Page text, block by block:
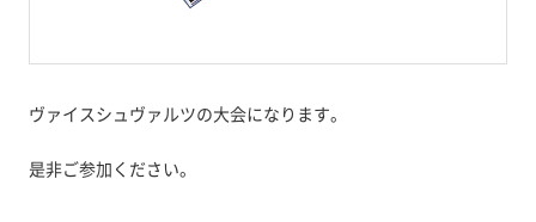
ヴァイスシュヴァルツの大会になります。
是非ご参加ください。